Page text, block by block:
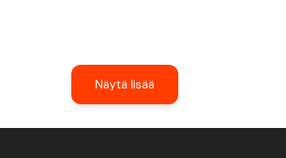
Näytä lisää